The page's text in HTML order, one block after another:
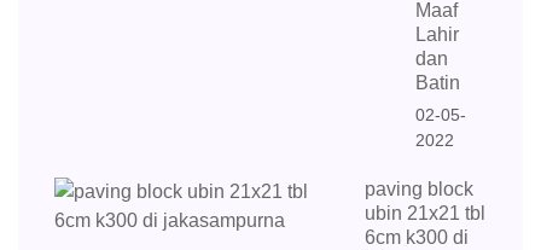
Maaf
Lahir
dan
Batin
02-05-
2022
paving block
ubin 21x21 tbl
6cm k300 di